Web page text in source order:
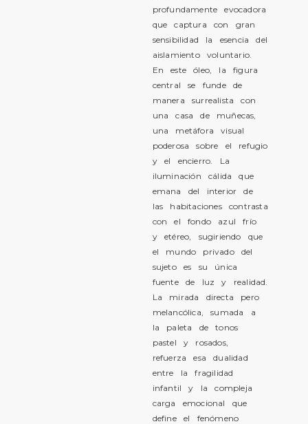
profundamente evocadora
que captura con gran
sensibilidad la esencia del
aislamiento voluntario.
En este óleo, la figura
central se funde de
manera surrealista con
una casa de muñecas,
una metáfora visual
poderosa sobre el refugio
y el encierro. La
iluminación cálida que
emana del interior de
las habitaciones contrasta
con el fondo azul frío
y etéreo, sugiriendo que
el mundo privado del
sujeto es su única
fuente de luz y realidad.
La mirada directa pero
melancólica, sumada a
la paleta de tonos
pastel y rosados,
refuerza esa dualidad
entre la fragilidad
infantil y la compleja
carga emocional que
define el fenómeno